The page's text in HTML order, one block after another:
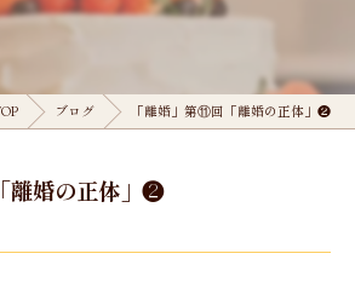
ブログ 「離婚」第⑪回「離婚の正体」❷
離婚の正体」❷